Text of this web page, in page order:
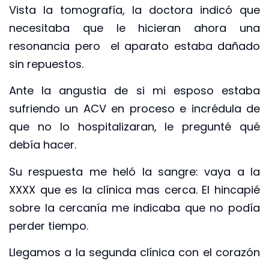
Vista la tomografía, la doctora indicó que
necesitaba que le hicieran ahora una
resonancia pero el aparato estaba dañado
sin repuestos.
Ante la angustia de si mi esposo estaba
sufriendo un ACV en proceso e incrédula de
que no lo hospitalizaran, le pregunté qué
debía hacer.
Su respuesta me heló la sangre: vaya a la
XXXX que es la clínica mas cerca. El hincapié
sobre la cercanía me indicaba que no podía
perder tiempo.
Llegamos a la segunda clínica con el corazón